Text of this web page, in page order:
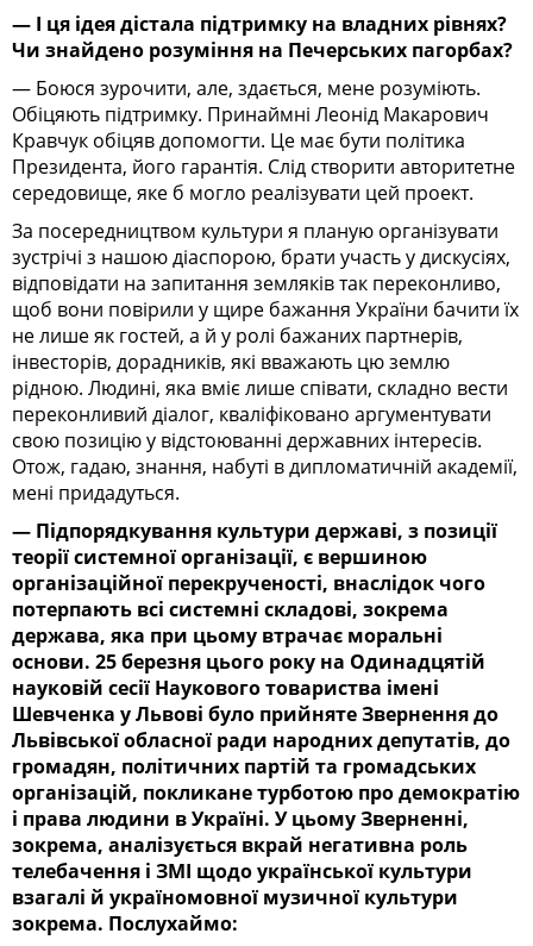
— І ця ідея дістала підтримку на владних рівнях?
Чи знайдено розуміння на Печерських пагорбах?
— Боюся зурочити, але, здається, мене розуміють.
Обіцяють підтримку. Принаймні Леонід Макарович
Кравчук обіцяв допомогти. Це має бути політика
Президента, його гарантія. Слід створити авторитетне
середовище, яке б могло реалізувати цей проект.
За посередництвом культури я планую організувати
зустрічі з нашою діаспорою, брати участь у дискусіях,
відповідати на запитання земляків так переконливо,
щоб вони повірили у щире бажання України бачити їх
не лише як гостей, а й у ролі бажаних партнерів,
інвесторів, дорадників, які вважають цю землю
рідною. Людині, яка вміє лише співати, складно вести
переконливий діалог, кваліфіковано аргументувати
свою позицію у відстоюванні державних інтересів.
Отож, гадаю, знання, набуті в дипломатичній академії,
мені придадуться.
— Підпорядкування культури державі, з позиції
теорії системної організації, є вершиною
організаційної перекрученості, внаслідок чого
потерпають всі системні складові, зокрема
держава, яка при цьому втрачає моральні
основи. 25 березня цього року на Одинадцятій
науковій сесії Наукового товариства імені
Шевченка у Львові було прийняте Звернення до
Львівської обласної ради народних депутатів, до
громадян, політичних партій та громадських
організацій, покликане турботою про демократію
і права людини в Україні. У цьому Зверненні,
зокрема, аналізується вкрай негативна роль
телебачення і ЗМІ щодо української культури
взагалі й україномовної музичної культури
зокрема. Послухаймо: